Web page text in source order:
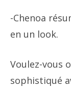
-Chenoa
en un look.
Voulez-vous
sophistiqué